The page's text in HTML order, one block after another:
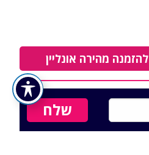
להזמנה מהירה אונליין